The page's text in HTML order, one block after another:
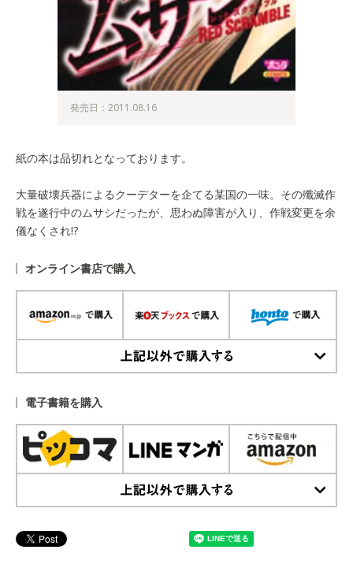
発売日：2011.08.16
紙の本は品切れとなっております。
大量破壊兵器によるクーデターを企てる某国の一味。その殲滅作
戦を遂行中のムサシだったが、思わぬ障害が入り、作戦変更を余
儀なくされ!?
オンライン書店で購入
電子書籍を購入